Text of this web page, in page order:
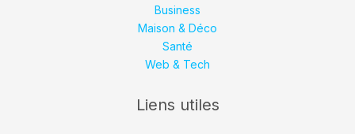
Business
Maison & Déco
Santé
Web & Tech
Liens utiles